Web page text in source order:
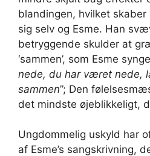
blandingen, hvilket skaber
sig selv og Esme. Han
betryggende skulder at
‘sammen’, som Esme
nede, du har været nede,
sammen”; Den
det mindste øjeblikkeligt,
Ungdommelig uskyld har
af Esme’s sangskrivning,